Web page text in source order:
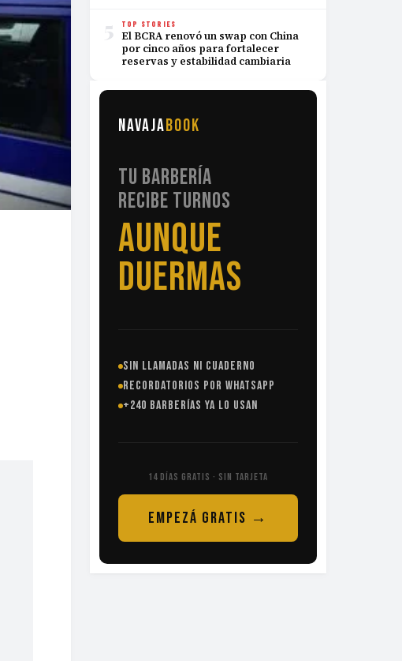
5 TOP STORIES
El BCRA renovó un swap con China
por cinco años para fortalecer
reservas y estabilidad cambiaria
NAVAJABOOK
TU BARBERÍA
RECIBE TURNOS
SIN
LLAMADAS
SIN LLAMADAS NI CUADERNO
RECORDATORIOS POR WHATSAPP
+240 BARBERÍAS YA LO USAN
14 DÍAS GRATIS · SIN TARJETA
EMPEZÁ GRATIS →